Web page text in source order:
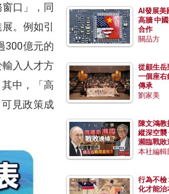
口」，同
。例如引
300億元的
入人才方
中，「高
見政策成
AI發展美
高牆 中
合作
關品方
從顧生岳
一個座右
傳承
劉家美
陳文鴻
縱深空襲
瀕臨戰敗
國零部件
本社編輯
行為不檢
化才能治